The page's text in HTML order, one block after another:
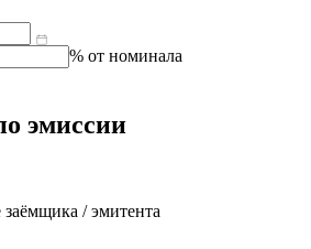
% от номинала
эмиссии
/ эмитента